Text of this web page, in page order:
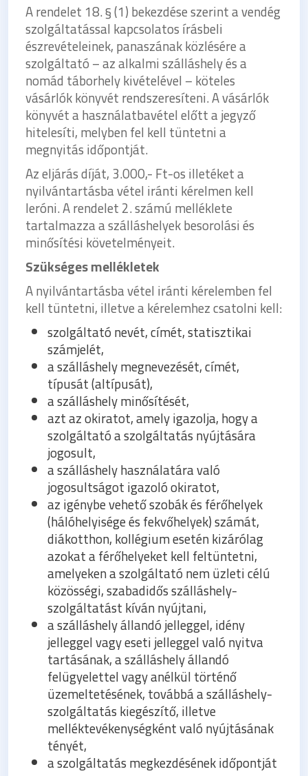
A rendelet 18. § (1) bekezdése szerint a vendég
szolgáltatással kapcsolatos írásbeli
észrevételeinek, panaszának közlésére a
szolgáltató – az alkalmi szálláshely és a
nomád táborhely kivételével – köteles
vásárlók könyvét rendszeresíteni. A vásárlók
könyvét a használatbavétel előtt a jegyző
hitelesíti, melyben fel kell tüntetni a
megnyitás időpontját.
Az eljárás díját, 3.000,- Ft-os illetéket a
nyilvántartásba vétel iránti kérelmen kell
leróni. A rendelet 2. számú melléklete
tartalmazza a szálláshelyek besorolási és
minősítési követelményeit.
Szükséges mellékletek
A nyilvántartásba vétel iránti kérelemben fel
kell tüntetni, illetve a kérelemhez csatolni kell:
szolgáltató nevét, címét, statisztikai
számjelét,
a szálláshely megnevezését, címét,
típusát (altípusát),
a szálláshely minősítését,
azt az okiratot, amely igazolja, hogy a
szolgáltató a szolgáltatás nyújtására
jogosult,
a szálláshely használatára való
jogosultságot igazoló okiratot,
az igénybe vehető szobák és férőhelyek
(hálóhelyisége és fekvőhelyek) számát,
diákotthon, kollégium esetén kizárólag
azokat a férőhelyeket kell feltüntetni,
amelyeken a szolgáltató nem üzleti célú
közösségi, szabadidős szálláshely-
szolgáltatást kíván nyújtani,
a szálláshely állandó jelleggel, idény
jelleggel vagy eseti jelleggel való nyitva
tartásának, a szálláshely állandó
felügyelettel vagy anélkül történő
üzemeltetésének, továbbá a szálláshely-
szolgáltatás kiegészítő, illetve
melléktevékenységként való nyújtásának
tényét,
a szolgáltatás megkezdésének időpontját